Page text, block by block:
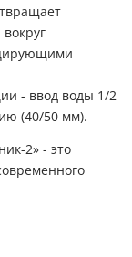
- ввод воды 1/2
(40/50 мм).
2» - это